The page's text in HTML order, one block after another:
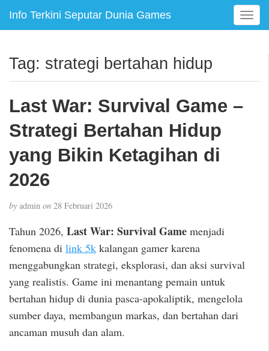
Info Terkini Seputar Dunia Games
T
o
e
Tag: strategi bertahan hidup
Last War: Survival Game –
Strategi Bertahan Hidup
yang Bikin Ketagihan di
2026
by admin on 28 Februari 2026
Tahun 2026, Last War: Survival Game menjadi
fenomena di link 5k kalangan gamer karena
menggabungkan strategi, eksplorasi, dan aksi survival
yang realistis. Game ini menantang pemain untuk
bertahan hidup di dunia pasca-apokaliptik, mengelola
sumber daya, membangun markas, dan bertahan dari
ancaman musuh dan alam.